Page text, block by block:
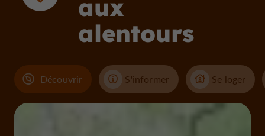
aux
alentours
Découvrir S'informer Se loger